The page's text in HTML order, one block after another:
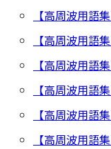
【高周波用語
【高周波用語
【高周波用語
【高周波用語
【高周波用語
【高周波用語